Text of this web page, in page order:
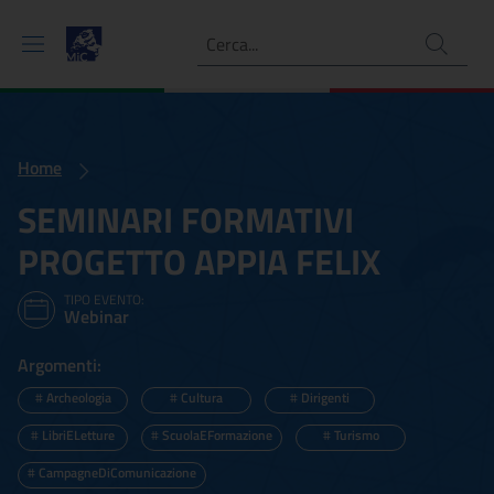
Ricerca
Home
SEMINARI FORMATIVI
PROGETTO APPIA FELIX
TIPO EVENTO:
Webinar
Argomenti:
# Archeologia # Cultura # Dirigenti
# LibriELetture # ScuolaEFormazione # Turismo
# CampagneDiComunicazione